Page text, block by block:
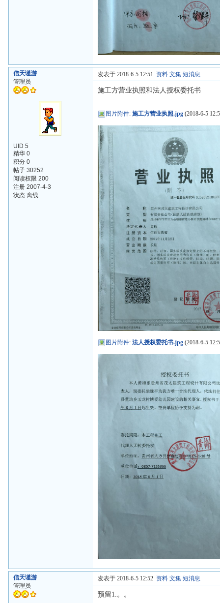
信天谨游
管理员
UID 5
精华 0
积分 0
帖子 30252
阅读权限 200
注册 2007-4-3
状态 离线
发表于 2018-6-5 12:51 资料 文集 短消息
施工方营业执照和法人授权委托书
图片附件:施工方营业执照.jpg (2018-6-5
图片附件:法人授权委托书.jpg (2018-6-5
信天谨游
管理员
发表于 2018-6-5 12:52 资料 文集 短消息
预留1.。。